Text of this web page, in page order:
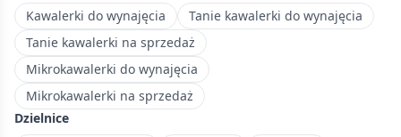
najlepszej
lokalizacji.
Zielona
dzielnica
Krakowa
z
Kawalerki do wynajęcia
Tanie kawalerki do wynajęcia
Tanie kawalerki na sprzedaż
Mikrokawalerki do wynajęcia
Mikrokawalerki na sprzedaż
Dzielnice